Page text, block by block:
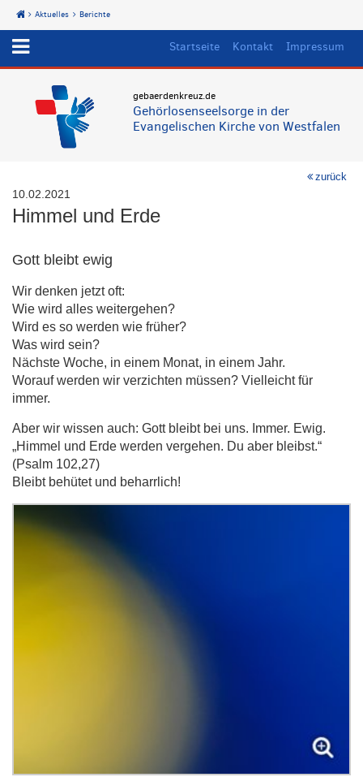
Start
Aktuelles Berichte
Startseite Kontakt Impressum
gebaerdenkreuz.de
Gehörlosenseelsorge in der
Evangelischen Kirche von Westfalen
zurück
10.02.2021
Himmel und Erde
Gott bleibt ewig
Wir denken jetzt oft:
Wie wird alles weitergehen?
Wird es so werden wie früher?
Was wird sein?
Nächste Woche, in einem Monat, in einem Jahr.
Worauf werden wir verzichten müssen? Vielleicht für
immer.
Aber wir wissen auch: Gott bleibt bei uns. Immer. Ewig.
„Himmel und Erde werden vergehen. Du aber bleibst.“
(Psalm 102,27)
Bleibt behütet und beharrlich!